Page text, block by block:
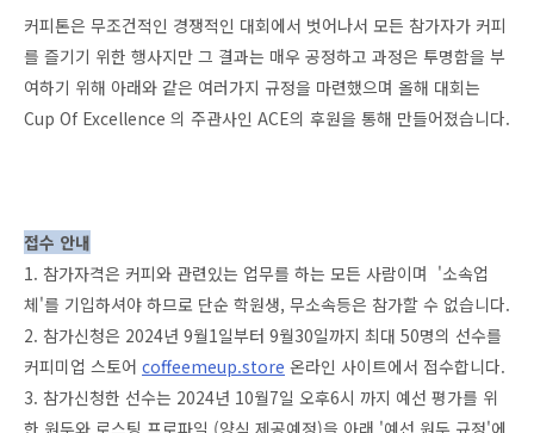
커피톤은 무조건적인 경쟁적인 대회에서 벗어나서 모든 참가자가 커피
를 즐기기 위한 행사지만 그 결과는 매우 공정하고 과정은 투명함을 부
여하기 위해 아래와 같은 여러가지 규정을 마련했으며 올해 대회는
Cup Of Excellence 의 주관사인 ACE의 후원을 통해 만들어졌습니다.
접수 안내
1. 참가자격은 커피와 관련있는 업무를 하는 모든 사람이며 '소속업
체'를 기입하셔야 하므로 단순 학원생, 무소속등은 참가할 수 없습니다.
2. 참가신청은 2024년 9월1일부터 9월30일까지 최대 50명의 선수를
커피미업 스토어 coffeemeup.store 온라인 사이트에서 접수합니다.
3. 참가신청한 선수는 2024년 10월7일 오후6시 까지 예선 평가를 위
한 원두와 로스팅 프로파일 (양식 제공예정)을 아래 '예선 원두 규정'에